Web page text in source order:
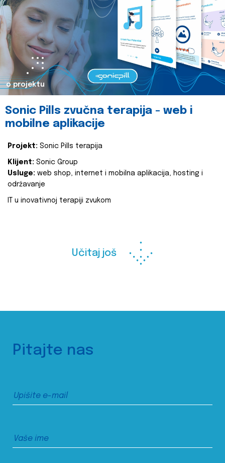
o projektu
Sonic Pills zvučna terapija - web i
mobilne aplikacije
Projekt: Sonic Pills terapija
Klijent: Sonic Group
Usluge: web shop, internet i mobilna aplikacija, hosting i
održavanje
IT u inovativnoj terapiji zvukom
Učitaj još
Pitajte nas